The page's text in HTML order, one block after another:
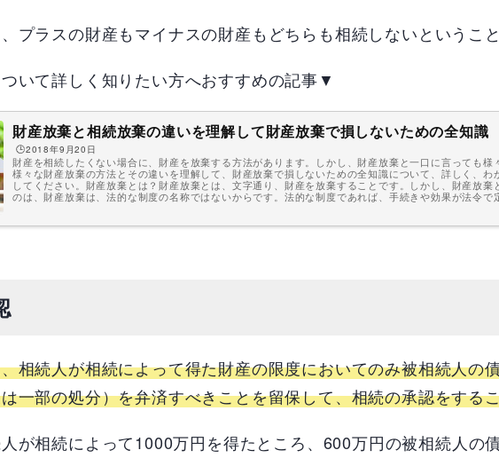
プラスの財産もマイナスの財産もどちらも相続しないということ
いて詳しく知りたい方へおすすめの記事▼
財産放棄と相続放棄の違いを理解して財産放棄で損しないための全知識
🕒️2018年9月20日
財産を相続したくない場合に、財産を放棄する方法があります。しかし、財産放棄と一口に言っても様
様々な財産放棄の方法とその違いを理解して、財産放棄で損しないための全知識について、詳しく、わ
してください。財産放棄とは？財産放棄とは、文字通り、財産を放棄することです。しかし、財産放棄
のは、財産放棄は、法的な制度の名称ではないからです。法的な制度であれば、手続きや効果が法令
相続人が相続によって得た財産の限度においてのみ被相続人の
一部の処分）を弁済すべきことを留保して、相続の承認をする
が相続によって1000万円を得たところ、 600万円の被相続人の